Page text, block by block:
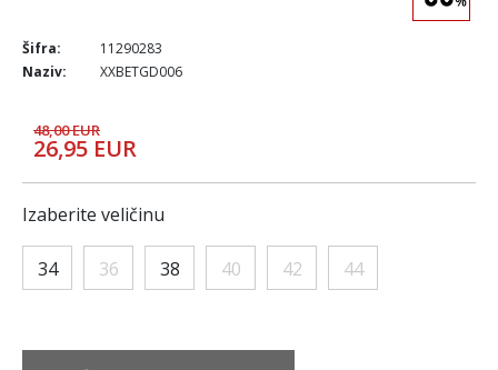
Šifra:
11290283
Naziv:
XXBETGD006
48,00 EUR
26,95 EUR
Izaberite veličinu
34 36 38 40 42 44